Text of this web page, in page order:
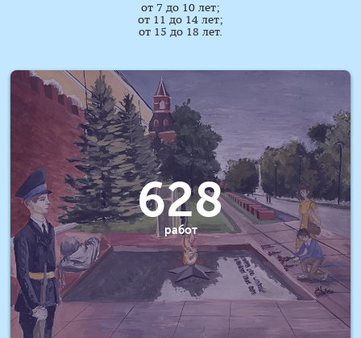
от 7 до 10 лет;
от 11 до 14 лет;
от 15 до 18 лет.
628
работ